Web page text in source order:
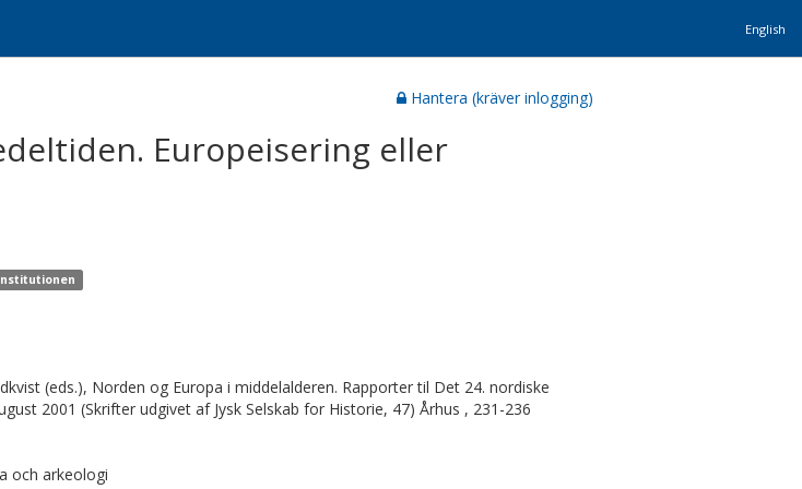
English
Hantera (kräver inlogging)
Europeisering eller
(eds.), Norden og Europa i middelalderen. Rapporter til Det 24. nordiske
2001 (Skrifter udgivet af Jysk Selskab for Historie, 47) Århus , 231-236
och arkeologi